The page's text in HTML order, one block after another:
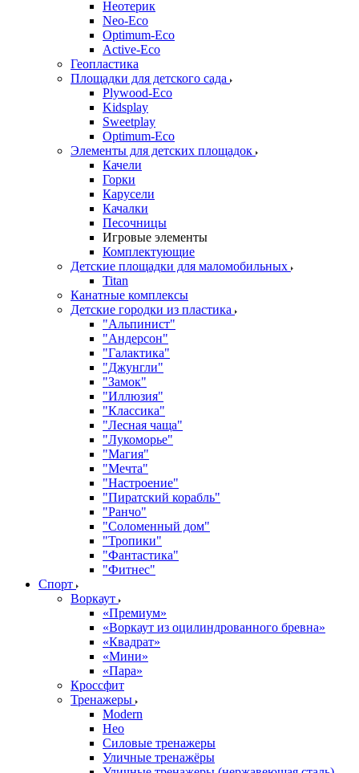
Неотерик
Neo-Eco
Оptimum-Еco
Active-Eco
Геопластика
Площадки для детского сада
Plywood-Eco
Kidsplay
Sweetplay
Оptimum-Еco
Элементы для детских площадок
Качели
Горки
Карусели
Качалки
Песочницы
Игровые элементы
Комплектующие
Детские площадки для маломобильных
Titan
Канатные комплексы
Детские городки из пластика
"Альпинист"
"Андерсон"
"Галактика"
"Джунгли"
"Замок"
"Иллюзия"
"Классика"
"Лесная чаща"
"Лукоморье"
"Магия"
"Мечта"
"Настроение"
"Пиратский корабль"
"Ранчо"
"Соломенный дом"
"Тропики"
"Фантастика"
"Фитнес"
Спорт
Воркаут
«Премиум»
«Воркаут из оцилиндрованного бревна»
«Квадрат»
«Мини»
«Пара»
Кроссфит
Тренажеры
Modern
Нео
Силовые тренажеры
Уличные тренажёры